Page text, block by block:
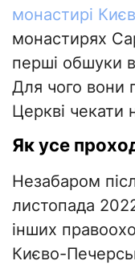
монастирі
монастирях
перші обшуки
Для чого вони
Церкві чекати
Як усе
Незабаром
листопада
інших
Києво-